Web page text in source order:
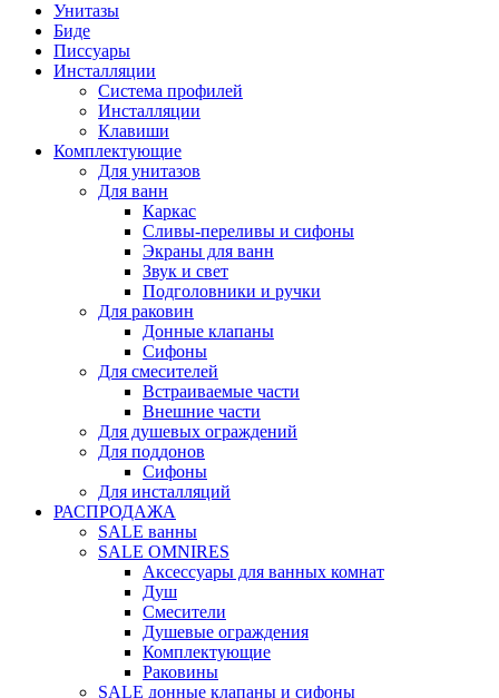
Унитазы
Биде
Писсуары
Инсталляции
Система профилей
Инсталляции
Клавиши
Комплектующие
Для унитазов
Для ванн
Каркас
Сливы-переливы и сифоны
Экраны для ванн
Звук и свет
Подголовники и ручки
Для раковин
Донные клапаны
Сифоны
Для смесителей
Встраиваемые части
Внешние части
Для душевых ограждений
Для поддонов
Сифоны
Для инсталляций
РАСПРОДАЖА
SALE ванны
SALE OMNIRES
Аксессуары для ванных комнат
Душ
Смесители
Душевые ограждения
Комплектующие
Раковины
SALE донные клапаны и сифоны